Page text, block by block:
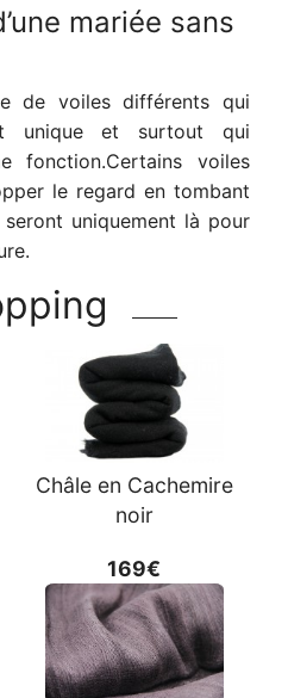
mariée sans
de voiles différents qui
unique et surtout qui
fonction.Certains voiles
le regard en tombant
seront uniquement là pour
Châle en Cachemire
noir
169€